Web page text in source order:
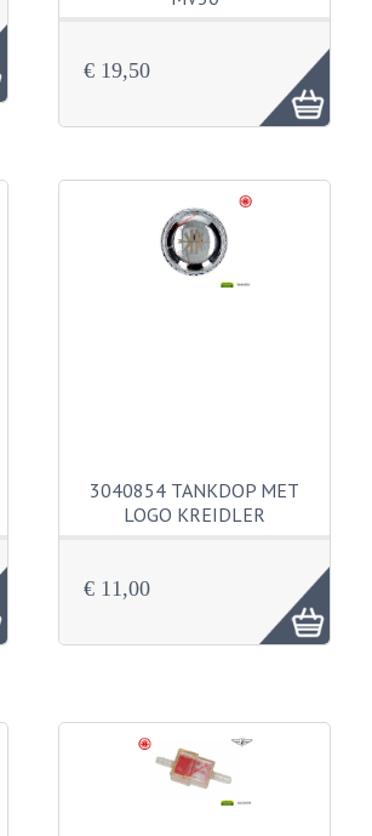
€ 19,50
3040854 TANKDOP MET
LOGO KREIDLER
€ 11,00